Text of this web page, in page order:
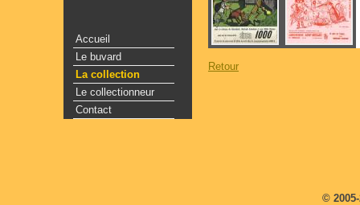
Accueil
Le buvard
La collection
Le collectionneur
Contact
Retour
©